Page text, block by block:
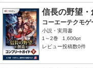
信長の野望
コーエーテクモ
小説・実用書
1～2巻
1,600pt
レビュー投稿数0件